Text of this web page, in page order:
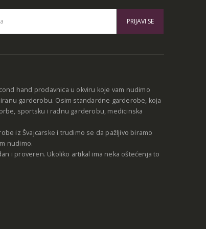
hand prodavnica u okviru koje vam nudimo
garderobu. Osim standardne garderobe, koja
sportsku i radnu garderobu, medicinska
iz Švajcarske i trudimo se da pažljivo biramo
nudimo.
i proveren. Ukoliko artikal ima neka oštećenja to